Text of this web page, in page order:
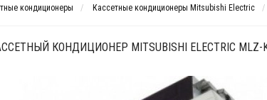
кондиционеры Кассетные кондиционеры Mitsubishi Electric
КОНДИЦИОНЕР MITSUBISHI ELECTRIC MLZ-